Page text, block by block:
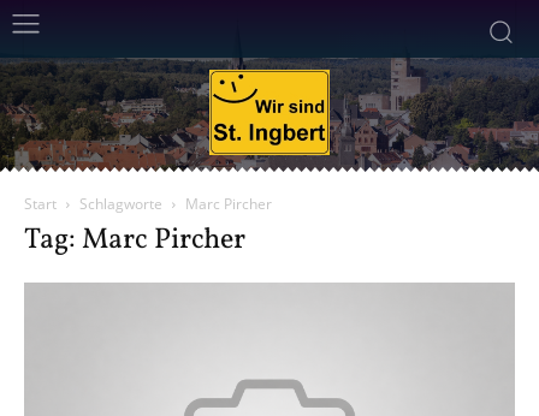
Start Schlagworte Marc Pircher
Tag: Marc Pircher